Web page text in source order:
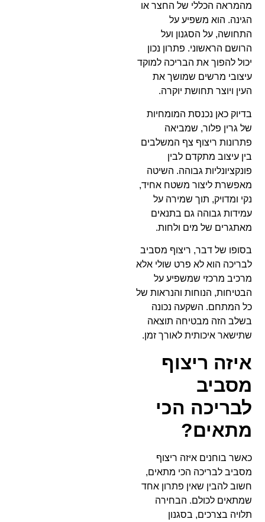
מהמראה הכללי של החצר או
הגינה. הוא משפיע על
התחושה, על הסגנון ועל
הרושם הראשוני. פתרון נכון
יכול להפוך את הבריכה למוקד
עיצובי מרשים שמושך את
העין ויוצר תחושת יוקרה.
בדיוק כאן נכנסת המומחיות
של גרין פלור, שמביאה
פתרונות ריצוף צף המשלבים
בין עיצוב מתקדם לבין
פונקציונליות גבוהה. השיטה
מאפשרת ליצור משטח אחיד,
נקי ומדויק, תוך שמירה על
עמידות גבוהה גם בתנאים
מאתגרים של מים ולחות.
בסופו של דבר, ריצוף מסביב
לבריכה הוא לא פרט שולי אלא
מרכיב מרכזי שמשפיע על
הבטיחות, הנוחות והנראות של
כל המתחם. השקעה נכונה
בשלב הזה מבטיחה תוצאה
שתישאר איכותית לאורך זמן.
איזה ריצוף
מסביב
לבריכה הכי
מתאים?
כאשר בוחנים איזה ריצוף
מסביב לבריכה הכי מתאים,
חשוב להבין שאין פתרון אחד
שמתאים לכולם. הבחירה
תלויה בצרכים, בסגנון